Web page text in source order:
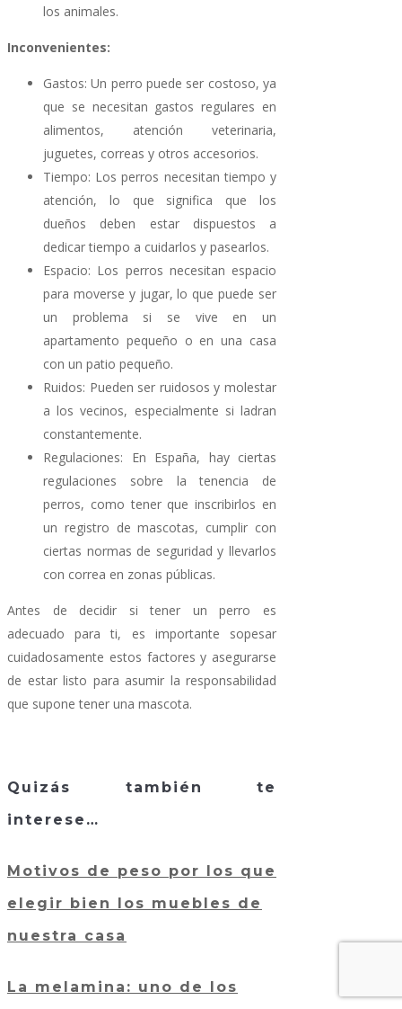
los animales.
Inconvenientes:
Gastos: Un perro puede ser costoso, ya
que se necesitan gastos regulares en
alimentos, atención veterinaria,
juguetes, correas y otros accesorios.
Tiempo: Los perros necesitan tiempo y
atención, lo que significa que los
dueños deben estar dispuestos a
dedicar tiempo a cuidarlos y pasearlos.
Espacio: Los perros necesitan espacio
para moverse y jugar, lo que puede ser
un problema si se vive en un
apartamento pequeño o en una casa
con un patio pequeño.
Ruidos: Pueden ser ruidosos y molestar
a los vecinos, especialmente si ladran
constantemente.
Regulaciones: En España, hay ciertas
regulaciones sobre la tenencia de
perros, como tener que inscribirlos en
un registro de mascotas, cumplir con
ciertas normas de seguridad y llevarlos
con correa en zonas públicas.
Antes de decidir si tener un perro es
adecuado para ti, es importante sopesar
cuidadosamente estos factores y asegurarse
de estar listo para asumir la responsabilidad
que supone tener una mascota.
Quizás también te
interese…
Motivos de peso por los que
elegir bien los muebles de
nuestra casa
La melamina: uno de los